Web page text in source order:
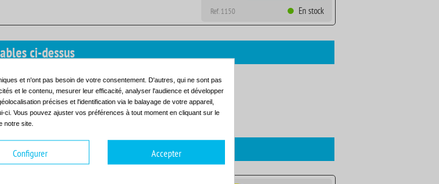
Ref. 1150 En stock
ci-dessus
dont vous avez besoin.
CANON IMAGERUNNER 3250
CANON IR 3250
CANON LBP 3260
CANON LBP 72 X
CANON LBP 950
et n'ont pas besoin de votre consentement. D'autres, qui ne sont pas
et le contenu, mesurer leur efficacité, analyser l'audience et développer
précises et l'identification via le balayage de votre appareil,
Vous pouvez ajuster vos préférences à tout moment en cliquant sur le
notre site.
Configurer Accepter